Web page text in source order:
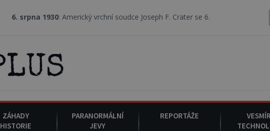
: Americký vrchní soudce Joseph F. Crater se 6. srpna 1930 navečeří ve své
ZÁHADY
HISTORIE
PARANORMÁLNÍ
JEVY
REPORTÁŽE